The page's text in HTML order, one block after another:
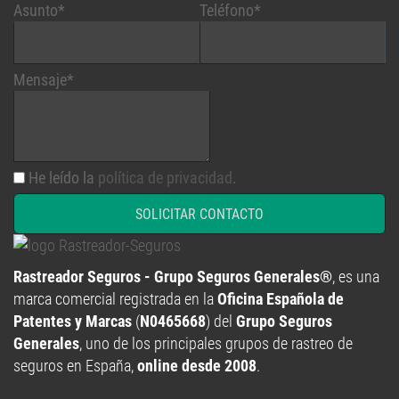
Asunto* Teléfono*
Mensaje*
He leído la política de privacidad.
SOLICITAR CONTACTO
Rastreador Seguros - Grupo Seguros Generales®, es una
marca comercial registrada en laOficina Española de
Patentes y Marcas (N0465668) del Grupo Seguros
Generales, uno de los principales grupos de rastreo de
seguros en España,online desde 2008.